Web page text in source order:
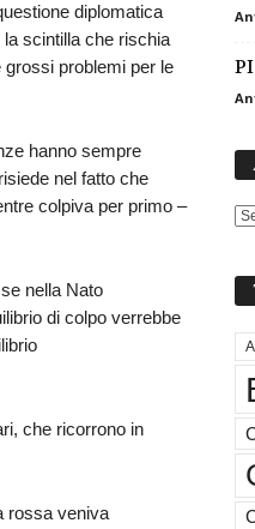
diplomatica
scintilla che rischia
problemi per le
hanno sempre
nel fatto che
colpiva per primo –
nella Nato
di colpo verrebbe
che ricorrono in
rossa veniva